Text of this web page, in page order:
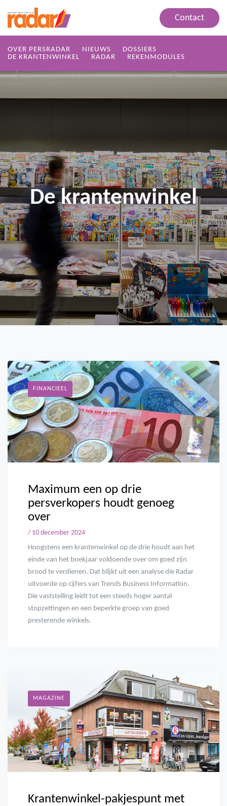
Contact
OVER PERSRADAR NIEUWS
DOSSIERS
DE KRANTENWINKEL
RADAR REKENMODULES
De krantenwinkel
FINANCIEEL
Maximum een op drie
persverkopers houdt genoeg
over
/ 10 december 2024
Hoogstens een krantenwinkel op de drie houdt aan het
einde van het boekjaar voldoende over om goed zijn
brood te verdienen. Dat blijkt uit een analyse die Radar
uitvoerde op cijfers van Trends Business Information.
Die vaststelling leidt tot een steeds hoger aantal
stopzettingen en een beperkte groep van goed
presterende winkels.
MAGAZINE
Krantenwinkel-pakjespunt met